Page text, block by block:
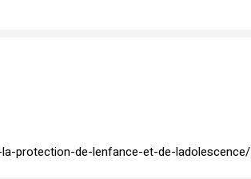
protection-de-lenfance-et-de-ladolescence/